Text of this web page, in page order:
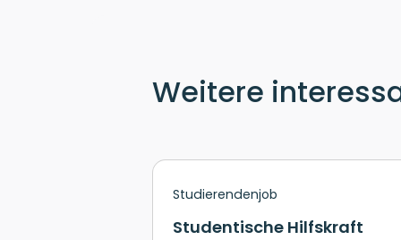
Weitere
Studierendenjob
Studentische Hilfskraft